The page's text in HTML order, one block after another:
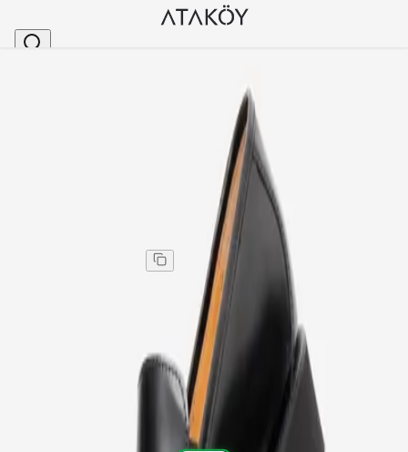
Erkek Hakiki Deri Tokalı Loafer Ayakkabı Siyah
Erkek Hakiki Deri Tokalı Loafer Ayakkabı Siyah Açma
Erkek Hakiki Deri Tokalı Loafer Ayakkabı Siyah Açma
5.995,00 TL